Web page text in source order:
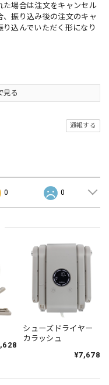
た場合は注文をキャンセル
振り込み後の注文のキャ
込んでいただく形になり
見る
通報する
0 0
シューズドライヤー
カラッシュ
¥7,678